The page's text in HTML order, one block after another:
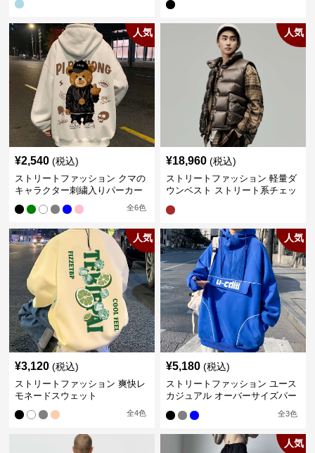
人気
¥2,540 (税込)
ストリートファッション クマの
キャラクター刺繍入りパーカー
全6色
人気
¥18,960 (税込)
ストリートファッション 軽量ダ
ウンベスト ストリート系チェッ
人気
¥3,120 (税込)
ストリートファッション 爽快レ
モネードスウェット
全4色
人気
¥5,180 (税込)
ストリートファッション ユース
カジュアル オーバーサイズパー
全3色
人気